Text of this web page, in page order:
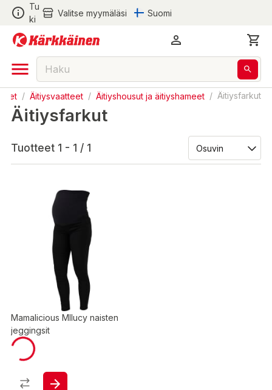
Tu
ki
Valitse myymäläsi Suomi
/ Äitiysvaatteet / Äitiyshousut ja äitiyshameet / Äitiysfarkut
Äitiysfarkut
Tuotteet 1 - 1 / 1
Mamalicious Mllucy naisten
jeggingsit